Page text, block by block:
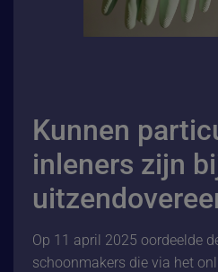
Kunnen
inleners zijn
Op 11 april 2025 oordeelde
schoonmakers die via het